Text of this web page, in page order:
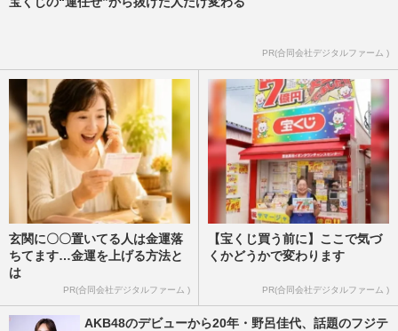
PR(合同会社デジタルファーム )
玄関に〇〇置いてる人は金運落
ちてます…金運を上げる方法と
は
PR(合同会社デジタルファーム )
【宝くじ買う前に】ここで気づ
くかどうかで変わります
PR(合同会社デジタルファーム )
AKB48のデビューから20年・野呂佳代、話題のフジテ